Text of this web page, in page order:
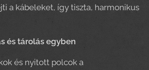
a kábeleket, így tiszta, harmonikus
és tárolás egyben
és nyitott polcok a